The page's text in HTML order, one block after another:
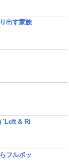
出す家族
'Left & Ri
フルボッ